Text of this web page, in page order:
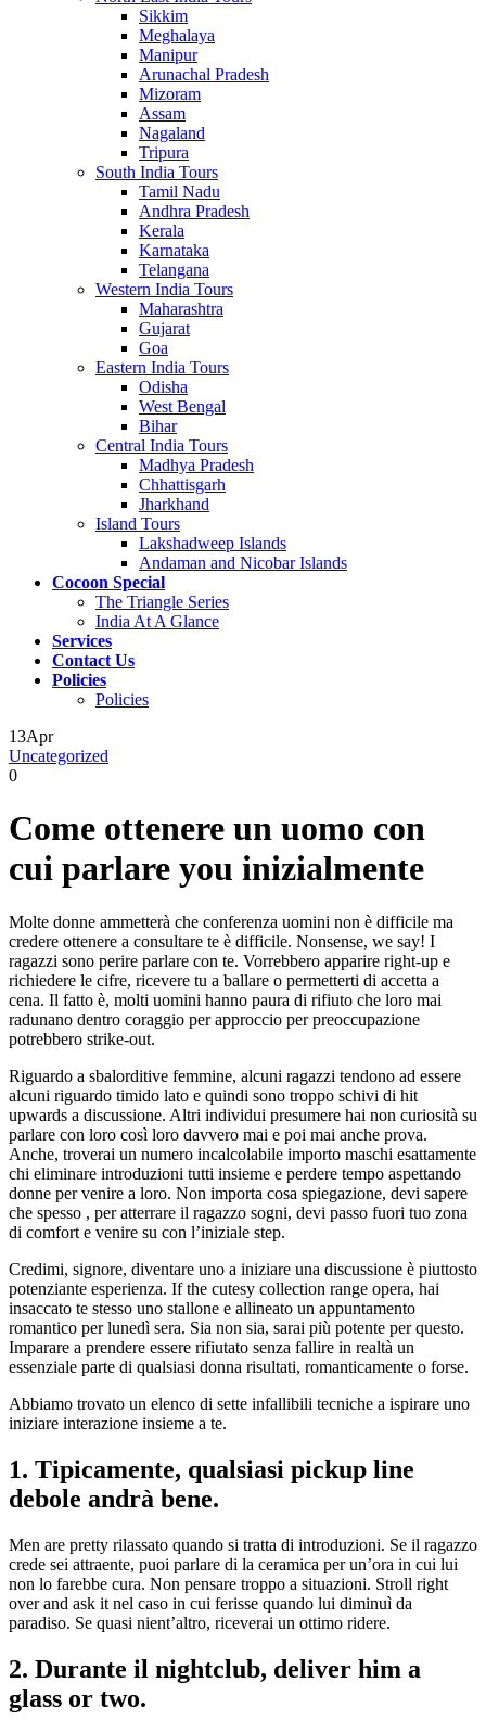
Sikkim
Meghalaya
Manipur
Arunachal Pradesh
Mizoram
Assam
Nagaland
Tripura
South India Tours
Tamil Nadu
Andhra Pradesh
Kerala
Karnataka
Telangana
Western India Tours
Maharashtra
Gujarat
Goa
Eastern India Tours
Odisha
West Bengal
Bihar
Central India Tours
Madhya Pradesh
Chhattisgarh
Jharkhand
Island Tours
Lakshadweep Islands
Andaman and Nicobar Islands
Cocoon Special
The Triangle Series
India At A Glance
Services
Contact Us
Policies
Policies
13Apr
Uncategorized
0
Come ottenere un uomo con
cui parlare you inizialmente
Molte donne ammetterà che conferenza uomini non è difficile ma
credere ottenere a consultare te è difficile. Nonsense, we say! I
ragazzi sono perire parlare con te. Vorrebbero apparire right-up e
richiedere le cifre, ricevere tu a ballare o permetterti di accetta a
cena. Il fatto è, molti uomini hanno paura di rifiuto che loro mai
radunano dentro coraggio per approccio per preoccupazione
potrebbero strike-out.
Riguardo a sbalorditive femmine, alcuni ragazzi tendono ad essere
alcuni riguardo timido lato e quindi sono troppo schivi di hit
upwards a discussione. Altri individui presumere hai non curiosità su
parlare con loro così loro davvero mai e poi mai anche prova.
Anche, troverai un numero incalcolabile importo maschi esattamente
chi eliminare introduzioni tutti insieme e perdere tempo aspettando
donne per venire a loro. Non importa cosa spiegazione, devi sapere
che spesso , per atterrare il ragazzo sogni, devi passo fuori tuo zona
di comfort e venire su con l’iniziale step.
Credimi, signore, diventare uno a iniziare una discussione è piuttosto
potenziante esperienza. If the cutesy collection range opera, hai
insaccato te stesso uno stallone e allineato un appuntamento
romantico per lunedì sera. Sia non sia, sarai più potente per questo.
Imparare a prendere essere rifiutato senza fallire in realtà un
essenziale parte di qualsiasi donna risultati, romanticamente o forse.
Abbiamo trovato un elenco di sette infallibili tecniche a ispirare uno
iniziare interazione insieme a te.
1. Tipicamente, qualsiasi pickup line
debole andrà bene.
Men are pretty rilassato quando si tratta di introduzioni. Se il ragazzo
crede sei attraente, puoi parlare di la ceramica per un’ora in cui lui
non lo farebbe cura. Non pensare troppo a situazioni. Stroll right
over and ask it nel caso in cui ferisse quando lui diminuì da
paradiso. Se quasi nient’altro, riceverai un ottimo ridere.
2. Durante il nightclub, deliver him a
glass or two.